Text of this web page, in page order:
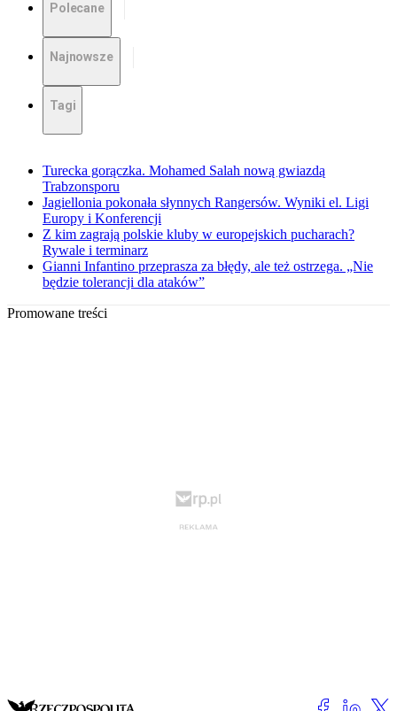
Polecane
Najnowsze
Tagi
Turecka gorączka. Mohamed Salah nową gwiazdą
Trabzonsporu
Jagiellonia pokonała słynnych Rangersów. Wyniki el. Ligi
Europy i Konferencji
Z kim zagrają polskie kluby w europejskich pucharach?
Rywale i terminarz
Gianni Infantino przeprasza za błędy, ale też ostrzega. „Nie
będzie tolerancji dla ataków”
Promowane treści